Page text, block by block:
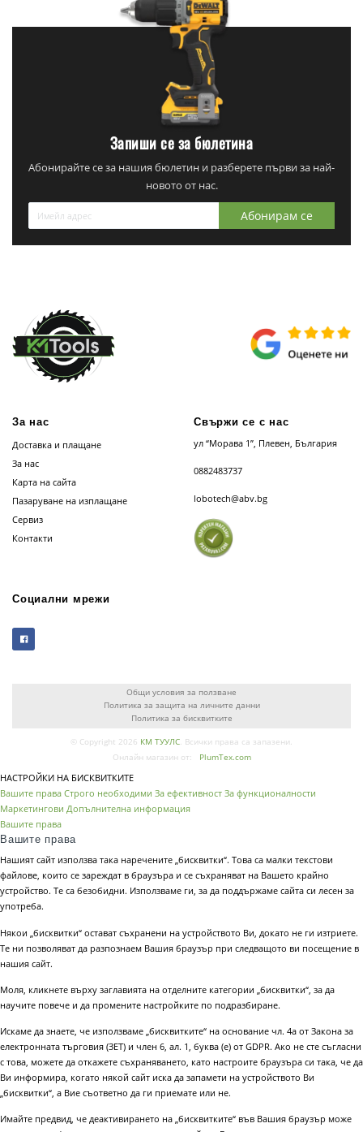
Запиши се за бюлетина
Абонирайте се за нашия бюлетин и разберете първи за най-
новото от нас.
Абонирам се
За нас
Доставка и плащане
За нас
Карта на сайта
Пазаруване на изплащане
Сервиз
Контакти
Свържи се с нас
ул “Морава 1”, Плевен, България
0882483737
lobotech@abv.bg
Социални мрежи
Общи условия за ползване
Политика за защита на личните данни
Политика за бисквитките
© Copyright 2026 КМ ТУУЛС. Всички права са запазени.
Онлайн магазин от:
PlumTex.com
НАСТРОЙКИ НА БИСКВИТКИТЕ
Вашите права Строго необходими За ефективност За функционалности
Маркетингови Допълнителна информация
Вашите права
Вашите права
Нашият сайт използва така наречените „бисквитки“. Това са малки текстови
файлове, които се зареждат в браузъра и се съхраняват на Вашето крайно
устройство. Те са безобидни. Използваме ги, за да поддържаме сайта си лесен за
употреба.
Някои „бисквитки“ остават съхранени на устройството Ви, докато не ги изтриете.
Те ни позволяват да разпознаем Вашия браузър при следващото ви посещение в
нашия сайт.
Моля, кликнете върху заглавията на отделните категории „бисквитки“, за да
научите повече и да промените настройките по подразбиране.
Искаме да знаете, че използваме „бисквитките“ на основание чл. 4а от Закона за
електронната търговия (ЗЕТ) и член 6, ал. 1, буква (е) от GDPR. Ако не сте съгласни
с това, можете да откажете съхраняването, като настроите браузъра си така, че да
Ви информира, когато някой сайт иска да запамети на устройството Ви
„бисквитки“, а Вие съответно да ги приемате или не.
Имайте предвид, че деактивирането на „бисквитките“ във Вашия браузър може